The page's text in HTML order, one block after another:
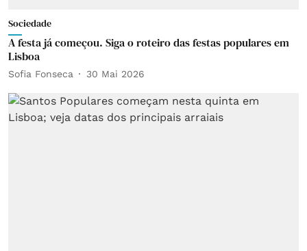
Sociedade
A festa já começou. Siga o roteiro das festas populares em
Lisboa
Sofia Fonseca 30 Mai 2026